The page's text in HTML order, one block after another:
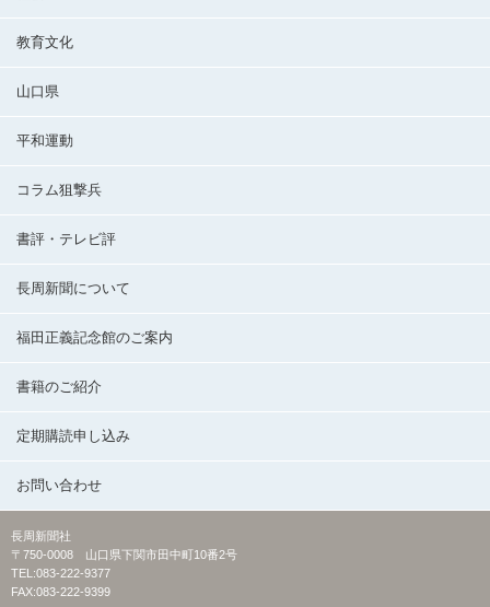
教育文化
山口県
平和運動
コラム狙撃兵
書評・テレビ評
長周新聞について
福田正義記念館のご案内
書籍のご紹介
定期購読申し込み
お問い合わせ
長周新聞社
〒750-0008 山口県下関市田中町10番2号
TEL:083-222-9377
FAX:083-222-9399